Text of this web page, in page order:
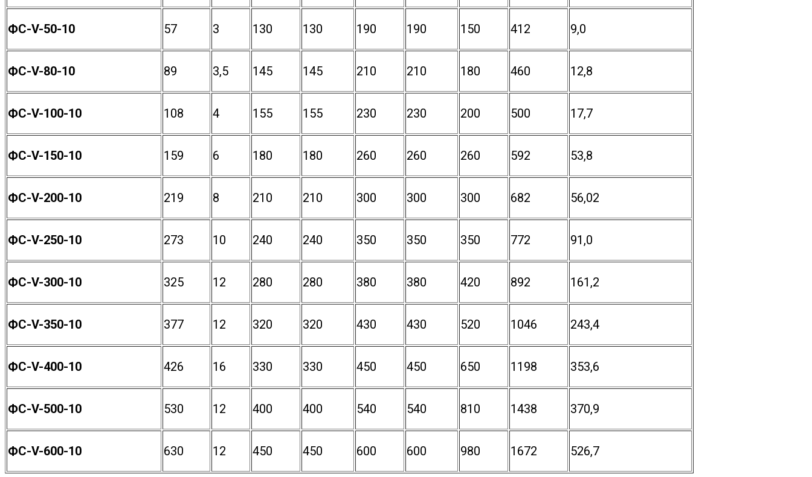
ФС-V-50-10 57 3 130 130 190 190 150 412 9,0
ФС-V-80-10 89 3,5 145 145 210 210 180 460 12,8
ФС-V-100-10 108 4 155 155 230 230 200 500 17,7
ФС-V-150-10 159 6 180 180 260 260 260 592 53,8
ФС-V-200-10 219 8 210 210 300 300 300 682 56,02
ФС-V-250-10 273 10 240 240 350 350 350 772 91,0
ФС-V-300-10 325 12 280 280 380 380 420 892 161,2
ФС-V-350-10 377 12 320 320 430 430 520 1046 243,4
ФС-V-400-10 426 16 330 330 450 450 650 1198 353,6
ФС-V-500-10 530 12 400 400 540 540 810 1438 370,9
ФС-V-600-10 630 12 450 450 600 600 980 1672 526,7